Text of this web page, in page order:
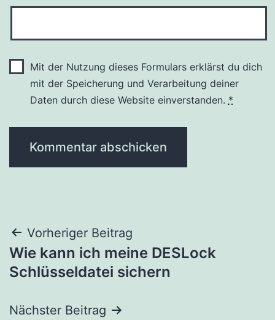
Mit der Nutzung dieses Formulars erklärst du dich
mit der Speicherung und Verarbeitung deiner
Daten durch diese Website einverstanden. *
Beitragsnavigation
Vorheriger Beitrag
Wie kann ich meine DESLock
Schlüsseldatei sichern
Nächster Beitrag